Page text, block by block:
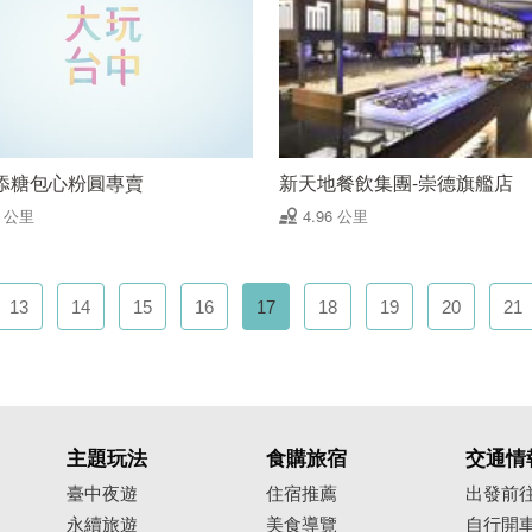
糖包心粉圓專賣
里
新天地餐飲集團-崇德旗艦店
4.96 公里
13 14 15 16 17 18 19 20 21
主題玩法
臺中夜遊
永續旅遊
食購旅宿
住宿推薦
美食導覽
交通情
出發前
自行開